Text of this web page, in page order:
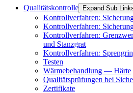
Qualitätskontrolle Expand Sub
Kontrollverfahren:
Kontrollverfahren:
Kontrollverfahren:
und Stanzgrat
Kontrollverfahren:
Testen
Wärmebehandlung — Härte
Qualitätsprüfungen bei
Zertifikate